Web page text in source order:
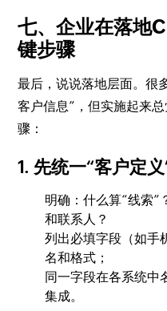
七、企业在落地
键步骤
最后，说说落地层面。很
客户信息”，但实施起来
骤：
1. 先统一“客户定
明确：什么算“线索”
和联系人？
列出必填字段（如手
名和格式；
同一字段在各系统中
集成。